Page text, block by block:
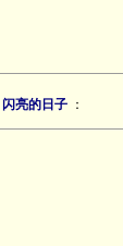
闪亮的日子 ：